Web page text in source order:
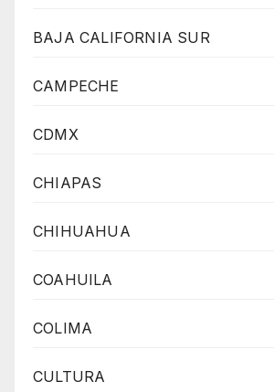
BAJA CALIFORNIA SUR
CAMPECHE
CDMX
CHIAPAS
CHIHUAHUA
COAHUILA
COLIMA
CULTURA